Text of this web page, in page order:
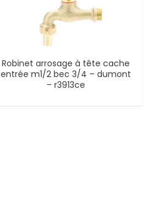
Robinet arrosage à tête cache
entrée m1/2 bec 3/4 – dumont
– r3913ce